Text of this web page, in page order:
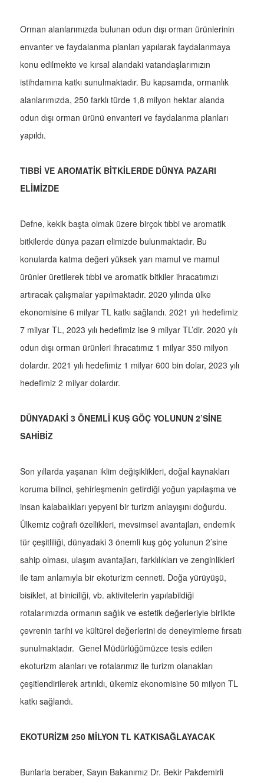
Orman alanlarımızda bulunan odun dışı orman ürünlerinin
envanter ve faydalanma planları yapılarak faydalanmaya
konu edilmekte ve kırsal alandaki vatandaşlarımızın
istihdamına katkı sunulmaktadır. Bu kapsamda, ormanlık
alanlarımızda, 250 farklı türde 1,8 milyon hektar alanda
odun dışı orman ürünü envanteri ve faydalanma planları
yapıldı.
TIBBİ VE AROMATİK BİTKİLERDE DÜNYA PAZARI
ELİMİZDE
Defne, kekik başta olmak üzere birçok tıbbi ve aromatik
bitkilerde dünya pazarı elimizde bulunmaktadır. Bu
konularda katma değeri yüksek yarı mamul ve mamul
ürünler üretilerek tıbbi ve aromatik bitkiler ihracatımızı
artıracak çalışmalar yapılmaktadır. 2020 yılında ülke
ekonomisine 6 milyar TL katkı sağlandı. 2021 yılı hedefimiz
7 milyar TL, 2023 yılı hedefimiz ise 9 milyar TL’dir. 2020 yılı
odun dışı orman ürünleri ihracatımız 1 milyar 350 milyon
dolardır. 2021 yılı hedefimiz 1 milyar 600 bin dolar, 2023 yılı
hedefimiz 2 milyar dolardır.
DÜNYADAKİ 3 ÖNEMLİ KUŞ GÖÇ YOLUNUN 2’SİNE
SAHİBİZ
Son yıllarda yaşanan iklim değişiklikleri, doğal kaynakları
koruma bilinci, şehirleşmenin getirdiği yoğun yapılaşma ve
insan kalabalıkları yepyeni bir turizm anlayışını doğurdu.
Ülkemiz coğrafi özellikleri, mevsimsel avantajları, endemik
tür çeşitliliği, dünyadaki 3 önemli kuş göç yolunun 2’sine
sahip olması, ulaşım avantajları, farklılıkları ve zenginlikleri
ile tam anlamıyla bir ekoturizm cenneti. Doğa yürüyüşü,
bisiklet, at biniciliği, vb. aktivitelerin yapılabildiği
rotalarımızda ormanın sağlık ve estetik değerleriyle birlikte
çevrenin tarihi ve kültürel değerlerini de deneyimleme fırsatı
sunulmaktadır. Genel Müdürlüğümüzce tesis edilen
ekoturizm alanları ve rotalarımız ile turizm olanakları
çeşitlendirilerek artırıldı, ülkemiz ekonomisine 50 milyon TL
katkı sağlandı.
EKOTURİZM 250 MİLYON TL KATKISAĞLAYACAK
Bunlarla beraber, Sayın Bakanımız Dr. Bekir Pakdemirli